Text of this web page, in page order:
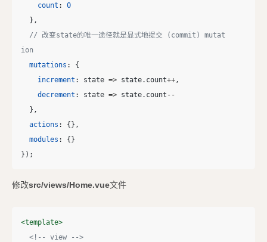
count :
0
},
// 改变state的唯一途径就是显式地提交 (commit) mutat
ion
mutations :
{
increment : state => state. count++,
decrement : state => state. count --
},
actions :
{},
modules :
{}
});
修改src/views/Home.vue文件
<template>
<!-- view -->